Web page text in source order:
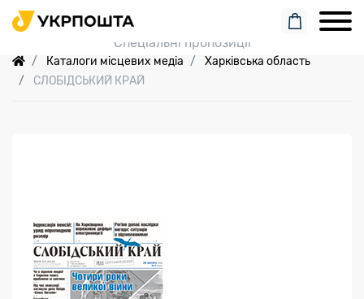
Пошук замовлення
Спеціальні пропозиції
Каталоги місцевих медіа
Харківська область
СЛОБІДСЬКИЙ КРАЙ